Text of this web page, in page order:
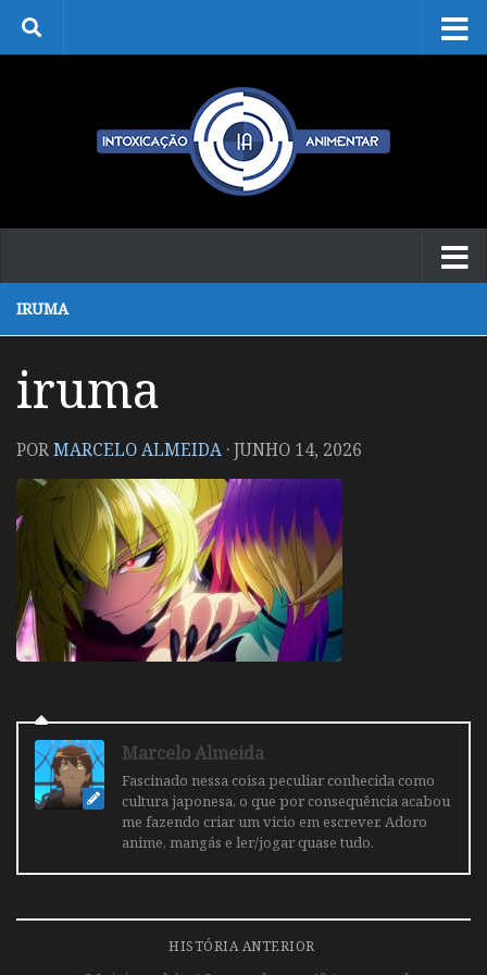
Skip to content
IRUMA
iruma
PORMARCELO ALMEIDA ·JUNHO 14, 2026
Marcelo Almeida
Fascinado nessa coisa peculiar conhecida como
cultura japonesa, o que por consequência acabou
me fazendo criar um vicio em escrever. Adoro
anime, mangás e ler/jogar quase tudo.
HISTÓRIA ANTERIOR